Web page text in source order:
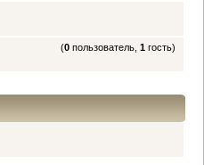
(0 пользователь,1 гость)